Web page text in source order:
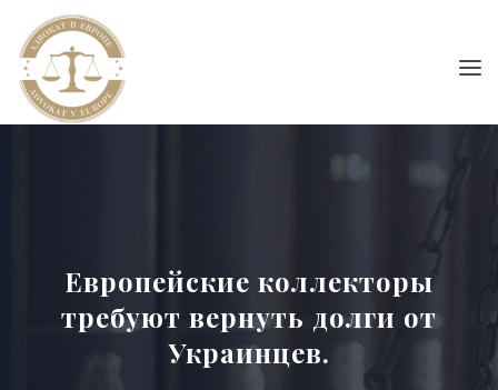
Европейские коллекторы
требуют вернуть долги от
Украинцев.